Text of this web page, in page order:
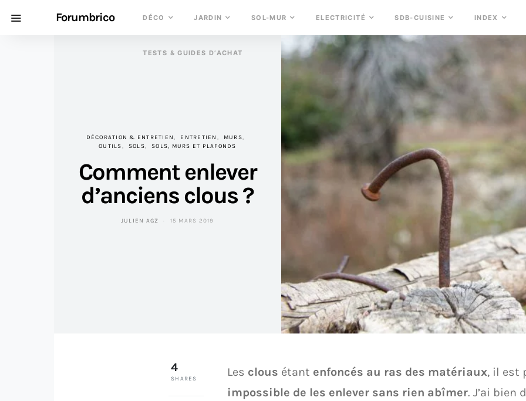
Forumbrico DÉCO JARDIN SOL-MUR ELECTRICITÉ SDB-CUISINE INDEX
TESTS & GUIDES D’ACHAT
DÉCORATION & ENTRETIEN ENTRETIEN
MURS
OUTILS
SOLS SOLS, MURS ET PLAFONDS
Comment enlever
d’anciens clous ?
JULIEN AGZ 15 MARS 2019
4
SHARES Les clous étant enfoncés au ras des matériaux, il est
impossible de les enlever sans rien abîmer. J’ai bien